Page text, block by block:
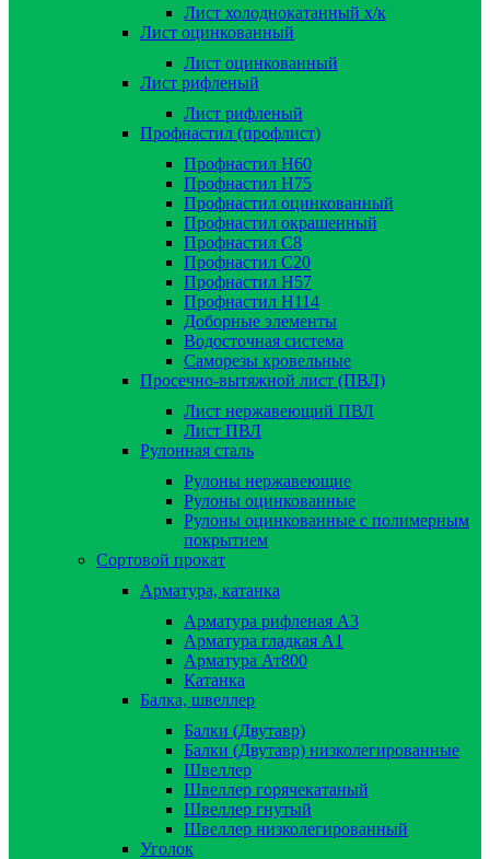
Лист холоднокатанный х/к
Лист оцинкованный
Лист оцинкованный
Лист рифленый
Лист рифленый
Профнастил (профлист)
Профнастил Н60
Профнастил Н75
Профнастил оцинкованный
Профнастил окрашенный
Профнастил С8
Профнастил С20
Профнастил Н57
Профнастил Н114
Доборные элементы
Водосточная система
Саморезы кровельные
Просечно-вытяжной лист (ПВЛ)
Лист нержавеющий ПВЛ
Лист ПВЛ
Рулонная сталь
Рулоны нержавеющие
Рулоны оцинкованные
Рулоны оцинкованные с полимерным
покрытием
Сортовой прокат
Арматура, катанка
Арматура рифленая А3
Арматура гладкая А1
Арматура Ат800
Катанка
Балка, швеллер
Балки (Двутавр)
Балки (Двутавр) низколегированные
Швеллер
Швеллер горячекатаный
Швеллер гнутый
Швеллер низколегированный
Уголок